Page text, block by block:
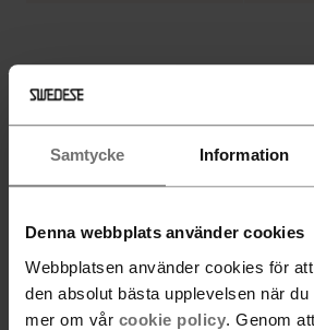
Samtycke Information
Denna webbplats använder cookies
Webbplatsen använder cookies för
den absolut bästa upplevelsen när
mer om vår cookie policy. Genom
Följ Swedese
Nyhetsbrev